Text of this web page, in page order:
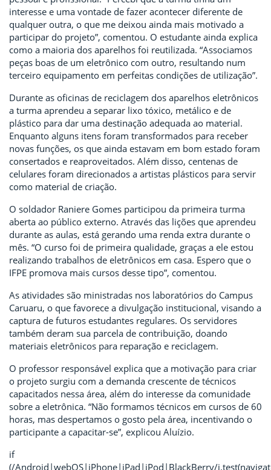
interesse e uma vontade de fazer acontecer diferente de
qualquer outra, o que me deixou ainda mais motivado a
participar do projeto”, comentou. O estudante ainda explica
como a maioria dos aparelhos foi reutilizada. “Associamos
peças boas de um eletrônico com outro, resultando num
terceiro equipamento em perfeitas condições de utilização”.
Durante as oficinas de reciclagem dos aparelhos eletrônicos
a turma aprendeu a separar lixo tóxico, metálico e de
plástico para dar uma destinação adequada ao material.
Enquanto alguns itens foram transformados para receber
novas funções, os que ainda estavam em bom estado foram
consertados e reaproveitados. Além disso, centenas de
celulares foram direcionados a artistas plásticos para servir
como material de criação.
O soldador Raniere Gomes participou da primeira turma
aberta ao público externo. Através das lições que aprendeu
durante as aulas, está gerando uma renda extra durante o
mês. “O curso foi de primeira qualidade, graças a ele estou
realizando trabalhos de eletrônicos em casa. Espero que o
IFPE promova mais cursos desse tipo”, comentou.
As atividades são ministradas nos laboratórios do Campus
Caruaru, o que favorece a divulgação institucional, visando a
captura de futuros estudantes regulares. Os servidores
também deram sua parcela de contribuição, doando
materiais eletrônicos para reparação e reciclagem.
O professor responsável explica que a motivação para criar
o projeto surgiu com a demanda crescente de técnicos
capacitados nessa área, além do interesse da comunidade
sobre a eletrônica. “Não formamos técnicos em cursos de 60
horas, mas despertamos o gosto pela área, incentivando o
participante a capacitar-se”, explicou Aluízio.
if
(/Android|webOS|iPhone|iPad|iPod|BlackBerry/